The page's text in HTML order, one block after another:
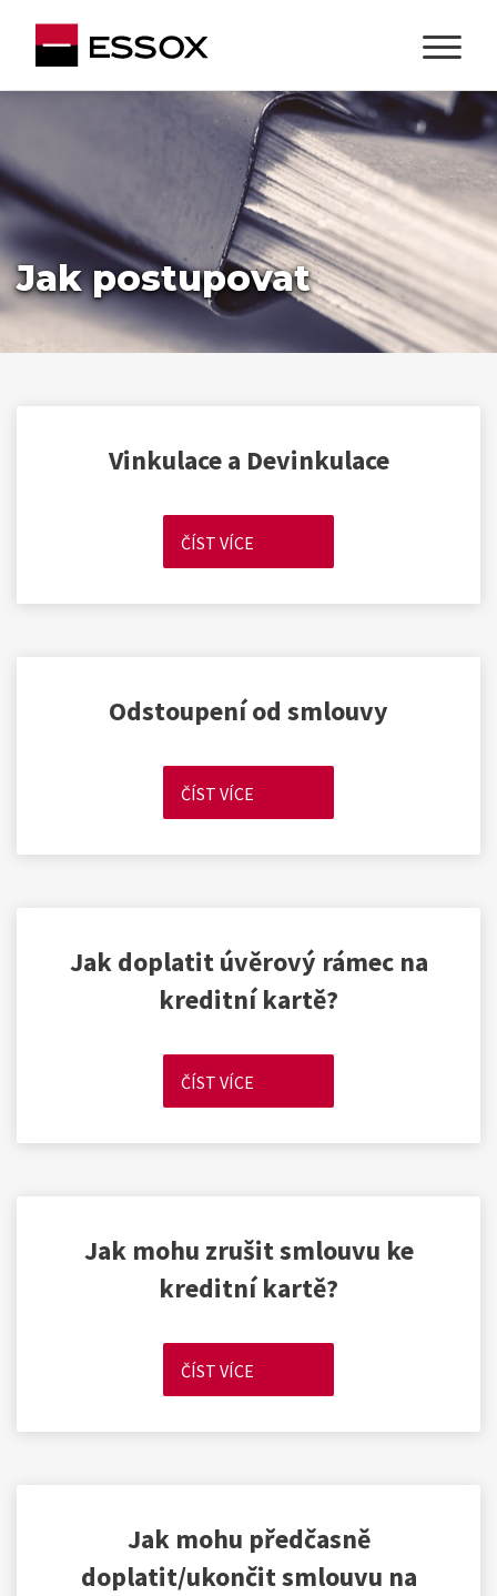
Jak postupovat
Vinkulace a Devinkulace
ČÍST VÍCE
Odstoupení od smlouvy
ČÍST VÍCE
Jak doplatit úvěrový rámec na
kreditní kartě?
ČÍST VÍCE
Jak mohu zrušit smlouvu ke
kreditní kartě?
ČÍST VÍCE
Jak mohu předčasně
doplatit/ukončit smlouvu na